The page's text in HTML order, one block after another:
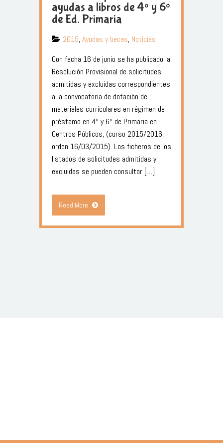
ayudas a libros de 4º y 6º
de Ed. Primaria
2015, Ayudas y becas, Noticias
Con fecha 16 de junio se ha publicado la
Resolución Provisional de solicitudes
admitidas y excluidas correspondientes
a la convocatoria de dotación de
materiales curriculares en régimen de
préstamo en 4º y 6º de Primaria en
Centros Públicos, (curso 2015/2016,
orden 16/03/2015). Los ficheros de los
listados de solicitudes admitidas y
excluidas se pueden consultar […]
Read More